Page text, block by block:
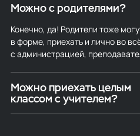
Можно с родителями?
Конечно, да! Родители тоже
в форме, приехать и лично во
с администрацией,
Можно приехать целым
классом с учителем?